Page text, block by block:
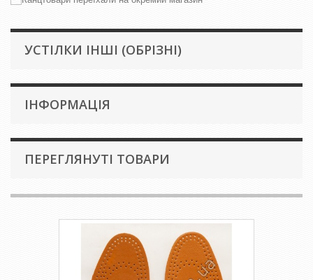
УСТІЛКИ ІНШІ (ОБРІЗНІ)
IНФОРМАЦІЯ
ПЕРЕГЛЯНУТІ ТОВАРИ